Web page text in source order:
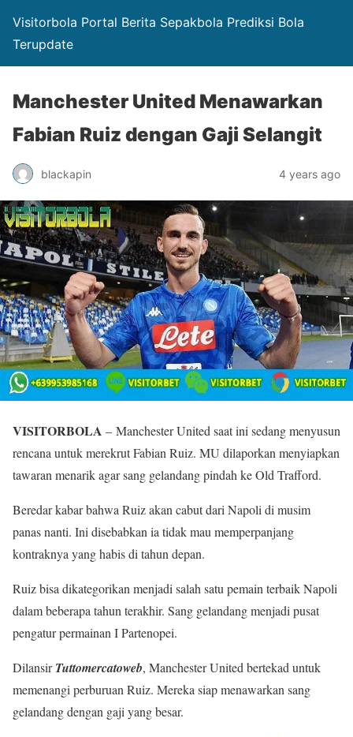
Visitorbola Portal Berita Sepakbola Prediksi Bola
Terupdate
Manchester United Menawarkan
Fabian Ruiz dengan Gaji Selangit
blackapin 4 years ago
VISITORBOLA – Manchester United saat ini sedang menyusun
rencana untuk merekrut Fabian Ruiz. MU dilaporkan menyiapkan
tawaran menarik agar sang gelandang pindah ke Old Trafford.
Beredar kabar bahwa Ruiz akan cabut dari Napoli di musim
panas nanti. Ini disebabkan ia tidak mau memperpanjang
kontraknya yang habis di tahun depan.
Ruiz bisa dikategorikan menjadi salah satu pemain terbaik Napoli
dalam beberapa tahun terakhir. Sang gelandang menjadi pusat
pengatur permainan I Partenopei.
DilansirTuttomercatoweb, Manchester United bertekad untuk
memenangi perburuan Ruiz. Mereka siap menawarkan sang
gelandang dengan gaji yang besar.